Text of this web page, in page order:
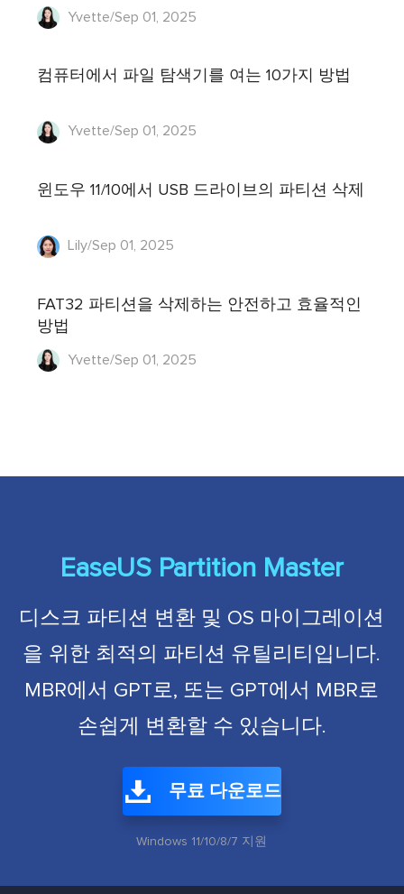
Yvette/Sep 01, 2025
컴퓨터에서 파일 탐색기를 여는 10가지 방법
Yvette/Sep 01, 2025
윈도우 11/10에서 USB 드라이브의 파티션 삭제
Lily/Sep 01, 2025
FAT32 파티션을 삭제하는 안전하고 효율적인
방법
Yvette/Sep 01, 2025
EaseUS Partition Master
디스크 파티션 변환 및 OS 마이그레이션
을 위한 최적의 파티션 유틸리티입니다.
MBR에서 GPT로, 또는 GPT에서 MBR로
손쉽게 변환할 수 있습니다.
무료 다운로드
Windows 11/10/8/7 지원